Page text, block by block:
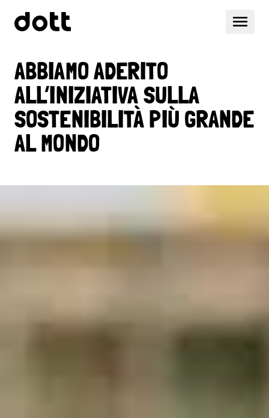
ABBIAMO ADERITO
ALL’INIZIATIVA SULLA
SOSTENIBILITÀ PIÙ GRANDE
AL MONDO